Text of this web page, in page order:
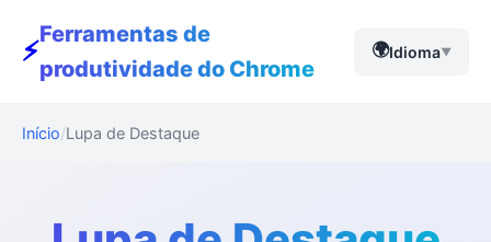
⚡
Ferramentas de
produtividade do Chrome
🌍Idioma▼
Início Lupa de Destaque